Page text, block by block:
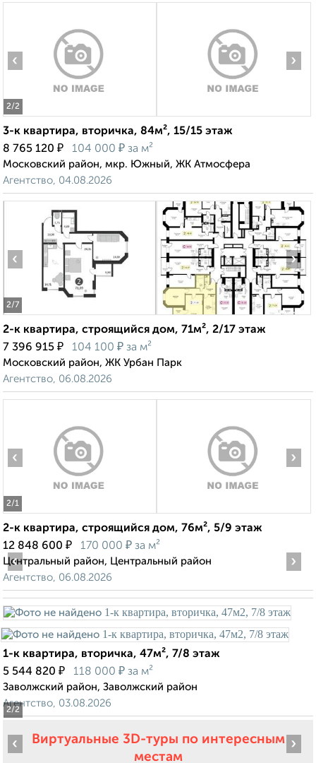
2/2
‹ ›
3-к квартира, вторичка, 84м², 15/15 этаж
8 765 120 ₽ 104 000 ₽ за м²
Московский район, мкр. Южный, ЖК Атмосфера
Агентство, 04.08.2026
2/7
‹ ›
2-к квартира, строящийся дом, 71м², 2/17 этаж
7 396 915 ₽ 104 100 ₽ за м²
Московский район, ЖК Урбан Парк
Агентство, 06.08.2026
2/1
‹ ›
2-к квартира, строящийся дом, 76м², 5/9 этаж
12 848 600 ₽ 170 000 ₽ за м²
Центральный район, Центральный район
Агентство, 06.08.2026
2/2
‹ ›
1-к квартира, вторичка, 47м², 7/8 этаж
5 544 820 ₽ 118 000 ₽ за м²
Заволжский район, Заволжский район
Агентство, 03.08.2026
Виртуальные 3D-туры по интересным
местам
‹ ›